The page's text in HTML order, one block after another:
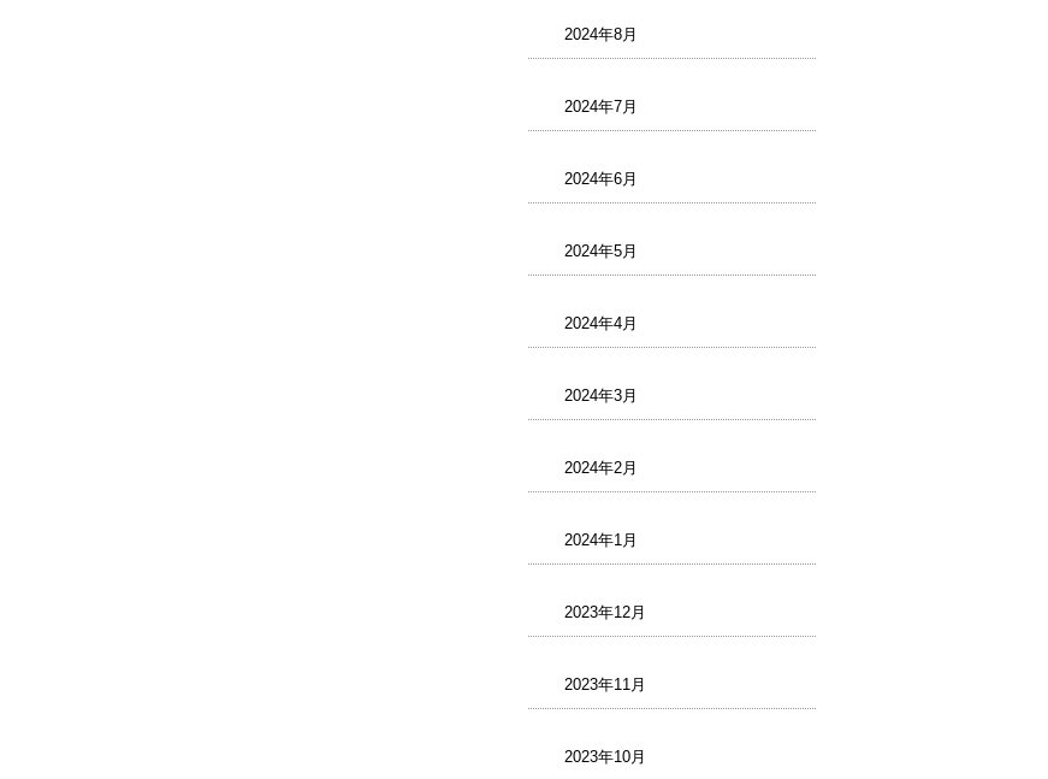
2024年8月
2024年7月
2024年6月
2024年5月
2024年4月
2024年3月
2024年2月
2024年1月
2023年12月
2023年11月
2023年10月